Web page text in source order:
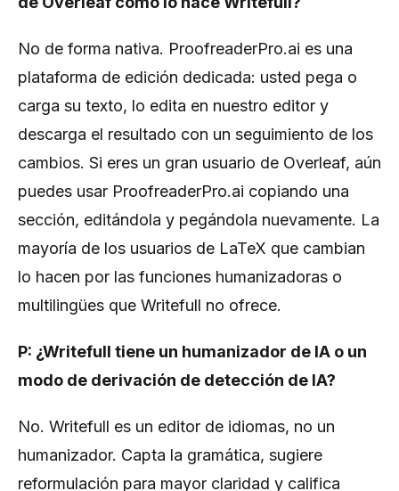
No de forma nativa. ProofreaderPro.ai es una
plataforma de edición dedicada: usted pega o
carga su texto, lo edita en nuestro editor y
descarga el resultado con un seguimiento de los
cambios. Si eres un gran usuario de Overleaf, aún
puedes usar ProofreaderPro.ai copiando una
sección, editándola y pegándola nuevamente. La
mayoría de los usuarios de LaTeX que cambian
lo hacen por las funciones humanizadoras o
multilingües que Writefull no ofrece.
P: ¿Writefull tiene un humanizador de IA o un
modo de derivación de detección de IA?
No. Writefull es un editor de idiomas, no un
humanizador. Capta la gramática, sugiere
reformulación para mayor claridad y califica